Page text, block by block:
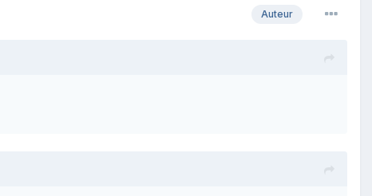
Auteur